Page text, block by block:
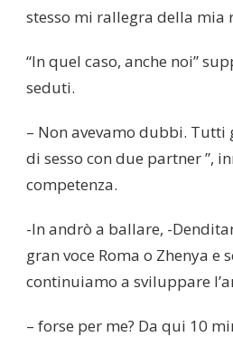
stesso mi rallegra della mia
“In quel caso, anche noi”
seduti.
– Non avevamo dubbi.
di sesso con due partner ”,
competenza.
-In andrò a ballare, -
gran voce Roma o Zhenya e
continuiamo a sviluppare
– forse per me? Da qui 10